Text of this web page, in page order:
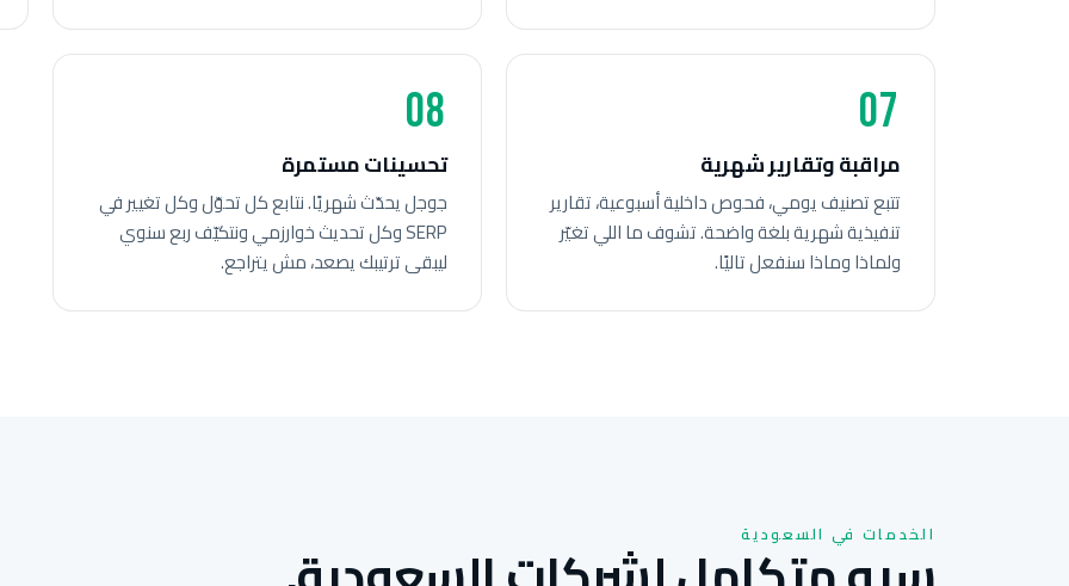
07
مراقبة وتقارير شهرية
تتبع تصنيف يومي، فحوص داخلية أسبوعية، تقارير
تنفيذية شهرية بلغة واضحة. تشوف ما اللي تغيّر
ولماذا وماذا سنفعل تاليًا.
08
تحسينات مستمرة
جوجل يحدّث شهريًا. نتابع كل تحوّل وكل تغيير في
SERP وكل تحديث خوارزمي ونتكيّف ربع سنوي
ليبقى ترتيبك يصعد، مش يتراجع.
الخدمات في السعودية